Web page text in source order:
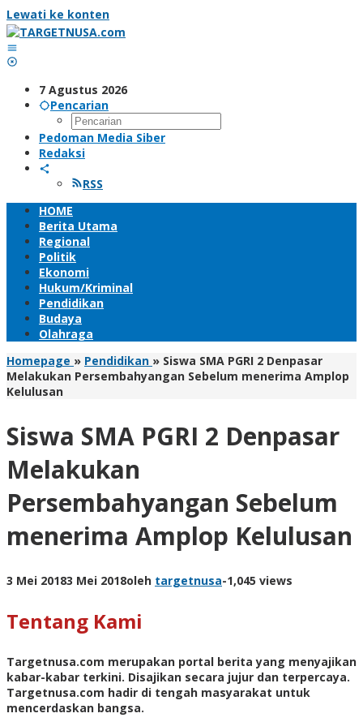
Lewati ke konten
7 Agustus 2026
Pencarian
Pedoman Media Siber
Redaksi
RSS
HOME
Berita Utama
Regional
Politik
Ekonomi
Hukum/Kriminal
Pendidikan
Budaya
Olahraga
Homepage » Pendidikan » Siswa SMA PGRI 2 Denpasar
Melakukan Persembahyangan Sebelum menerima Amplop
Kelulusan
Siswa SMA PGRI 2 Denpasar
Melakukan
Persembahyangan Sebelum
menerima Amplop Kelulusan
3 Mei 20183 Mei 2018oleh targetnusa-1,045 views
Tentang Kami
Targetnusa.com merupakan portal berita yang menyajikan
kabar-kabar terkini. Disajikan secara jujur dan terpercaya.
Targetnusa.com hadir di tengah masyarakat untuk
mencerdaskan bangsa.